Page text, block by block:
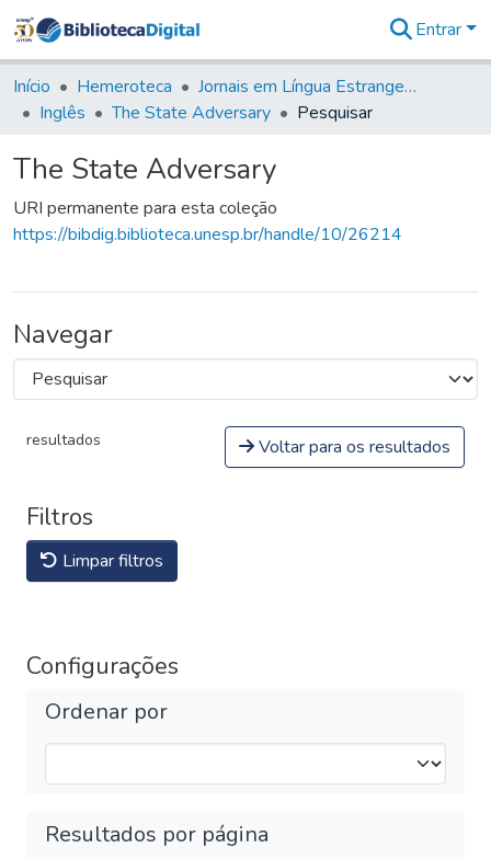
&
Coleções
Tudo na
Digital
Estatísticas
Entrar
Início Hemeroteca
Jornais em Língua Estrangeira
Inglês
The State Adversary Pesquisar
The State Adversary
URI permanente para esta coleção
https://bibdig.biblioteca.unesp.br/handle/10/26214
Navegar
resultados Voltar para os resultados
Filtros
Limpar filtros
Configurações
Ordenar por
Resultados por página